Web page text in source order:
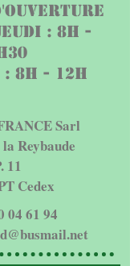
: 8h -
8h - 12h
Sarl
Reybaude
11
Cedex
04 61 94